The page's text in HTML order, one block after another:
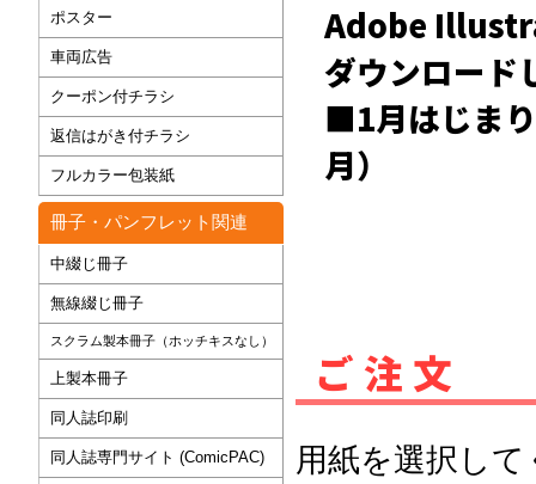
Adobe
ダウンロード
■1月はじま
月）
ご注文
用紙を選択し
ポスター
車両広告
クーポン付チラシ
返信はがき付チラシ
フルカラー包装紙
冊子・パンフレット関連
中綴じ冊子
無線綴じ冊子
スクラム製本冊子（ホッチキスなし）
上製本冊子
同人誌印刷
同人誌専門サイト (ComicPAC)